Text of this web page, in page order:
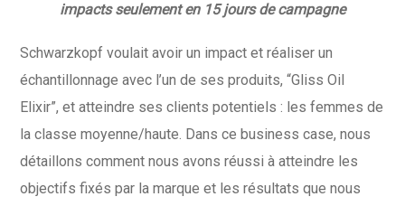
impacts seulement en 15 jours de campagne
Schwarzkopf voulait avoir un impact et réaliser un
échantillonnage avec l’un de ses produits, “Gliss Oil
Elixir”, et atteindre ses clients potentiels : les femmes de
la classe moyenne/haute. Dans ce business case, nous
détaillons comment nous avons réussi à atteindre les
objectifs fixés par la marque et les résultats que nous